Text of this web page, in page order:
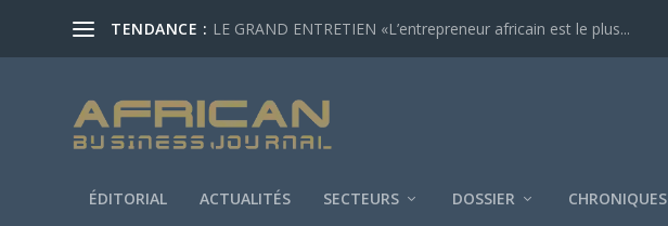
TENDANCE : LE GRAND ENTRETIEN «L’entrepreneur africain est le plus...
ÉDITORIAL ACTUALITÉS SECTEURS DOSSIER CHRONIQUES